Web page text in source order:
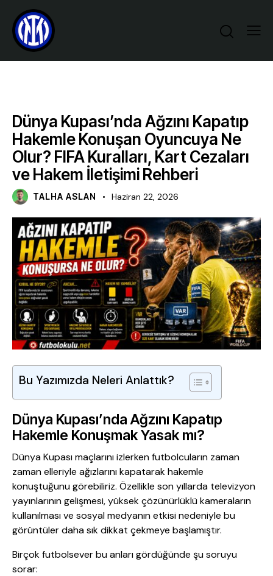
Dünya Kupası’nda Ağzını Kapatıp
Hakemle Konuşan Oyuncuya Ne
Olur? FIFA Kuralları, Kart Cezaları
ve Hakem İletişimi Rehberi
TALHA ASLAN Haziran 22, 2026
Bu Yazımızda Neleri Anlattık?
Dünya Kupası’nda Ağzını Kapatıp
Hakemle Konuşmak Yasak mı?
Dünya Kupası maçlarını izlerken futbolcuların zaman
zaman elleriyle ağızlarını kapatarak hakemle
konuştuğunu görebiliriz. Özellikle son yıllarda televizyon
yayınlarının gelişmesi, yüksek çözünürlüklü kameraların
kullanılması ve sosyal medyanın etkisi nedeniyle bu
görüntüler daha sık dikkat çekmeye başlamıştır.
Birçok futbolsever bu anları gördüğünde şu soruyu
sorar: